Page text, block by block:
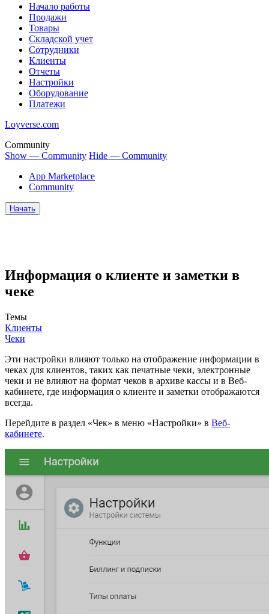
Начало работы
Продажи
Товары
Cкладской учет
Сотрудники
Клиенты
Отчеты
Настройки
Оборудование
Платежи
Loyverse.com
Community
Show — Community Hide — Community
App Marketplace
Community
Начать
Информация о клиенте и заметки в
чеке
Темы
Клиенты
Чеки
Эти настройки влияют только на отображение информации в
чеках для клиентов, таких как печатные чеки, электронные
чеки и не влияют на формат чеков в архиве кассы и в Веб-
кабинете, где информация о клиенте и заметки отображаются
всегда.
Перейдите в раздел «Чек» в меню «Настройки» в Веб-
кабинете.